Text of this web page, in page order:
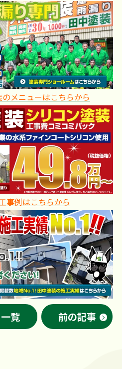
メニューはこちらから
事例はこちらから
一覧 前の記事